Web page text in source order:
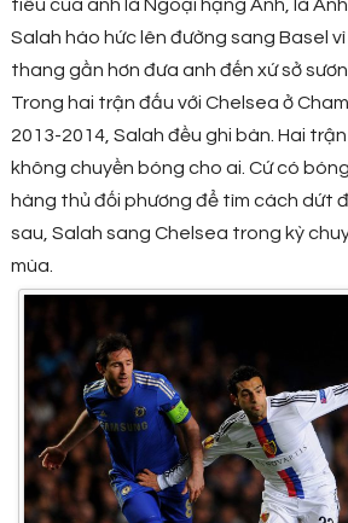
tiêu của anh là Ngoại hạng Anh, là
Salah háo hức lên đường sang Basel
thang gần hơn đưa anh đến xứ sở
Trong hai trận đấu với Chelsea ở
2013-2014, Salah đều ghi bàn. Hai
không chuyền bóng cho ai. Cứ có
hàng thủ đối phương để tìm cách dứt
sau, Salah sang Chelsea trong kỳ
mùa.